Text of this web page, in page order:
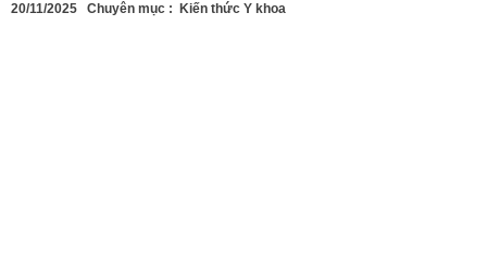
20/11/2025 Chuyên mục : Kiến thức Y khoa